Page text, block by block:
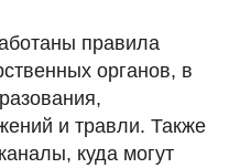
правила
органов, в
и травли. Также
куда могут